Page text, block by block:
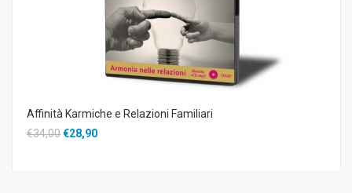
Affinità Karmiche e Relazioni Familiari
€34,00€28,90